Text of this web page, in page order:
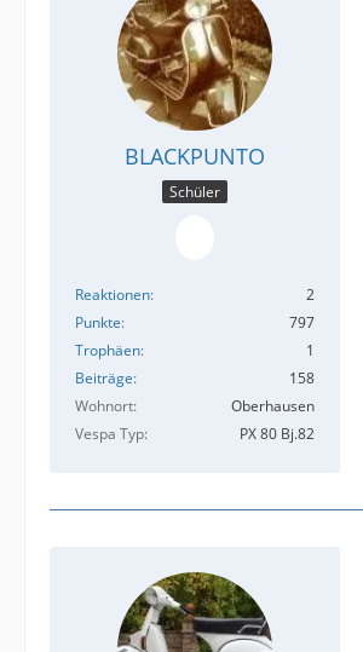
BLACKPUNTO
Schüler
Reaktionen
2
Punkte
797
Trophäen
1
Beiträge
158
Wohnort
Oberhausen
Vespa Typ
PX 80 Bj.82